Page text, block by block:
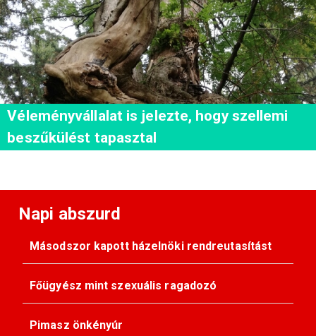
Véleményvállalat is jelezte, hogy szellemi
beszűkülést tapasztal
Napi abszurd
Másodszor kapott házelnöki rendreutasítást
Főügyész mint szexuális ragadozó
Pimasz önkényúr